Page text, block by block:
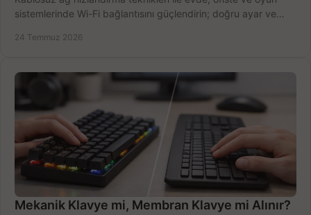
sistemlerinde Wi-Fi bağlantısını güçlendirin; doğru ayar ve
24 Temmuz 2026
Mekanik Klavye mi, Membran Klavye mi Alınır?